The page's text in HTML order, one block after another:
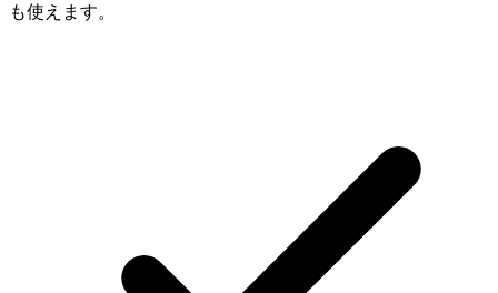
も使えます。